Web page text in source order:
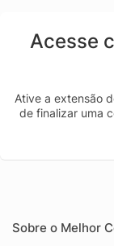
Acesse
Ative a extensão
de finalizar uma
Sobre o Melhor